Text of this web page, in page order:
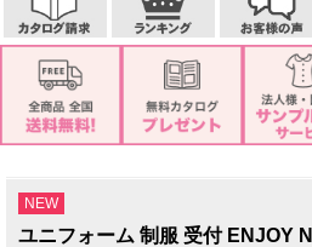
NEW
ユニフォーム 制服 受付 ENJOY